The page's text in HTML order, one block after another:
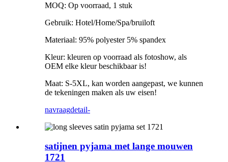
MOQ: Op voorraad, 1 stuk
Gebruik: Hotel/Home/Spa/bruiloft
Materiaal: 95% polyester 5% spandex
Kleur: kleuren op voorraad als fotoshow, als
OEM elke kleur beschikbaar is!
Maat: S-5XL, kan worden aangepast, we kunnen
de tekeningen maken als uw eisen!
navraagdetail-
satijnen pyjama met lange mouwen
1721